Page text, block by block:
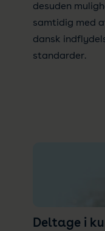
desuden
samtidig med
dansk
standarder.
Deltage i